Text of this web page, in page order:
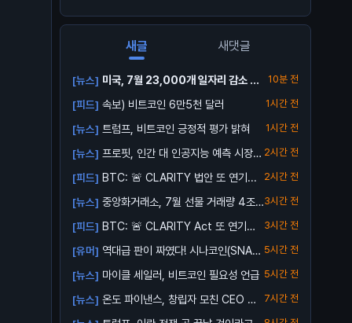
새글 새댓글
[뉴스] 미국, 7월 23,000개 일자리 감소 발
10분 전
[피드] 속보) 비트코인 6만5천 달러 1시간 전
[뉴스] 트럼프, 비트코인 긍정적 평가 밝혀 1시간 전
[뉴스] 프로핏, 인간 대 인공지능 예측 시장
2시간 전
[피드] BTC: 🚨 CLARITY 법안 또 연기... 2시간 전
[뉴스] 중앙화거래소, 7월 선물 거래량 4조
3시간 전
[피드] BTC: 🚨 CLARITY Act 또 연기… 3시간 전
[유머] 역대급 판이 짜였다! 시나코인(SNA)
업비트...
5시간 전
[뉴스] 마이클 세일러, 비트코인 필요성 언급 5시간 전
[뉴스] 온도 파이낸스, 창립자 모친 CEO 해
임 소송...
7시간 전